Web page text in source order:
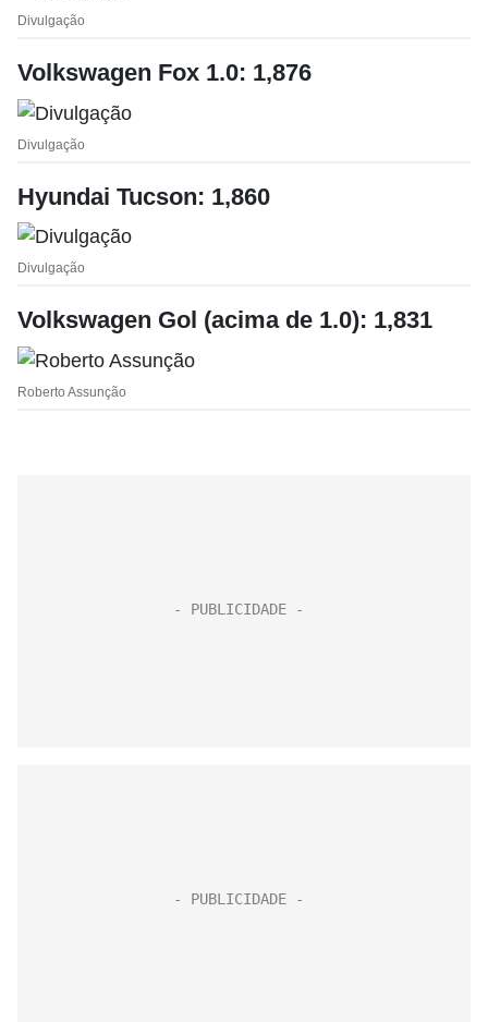
Divulgação
Volkswagen Fox 1.0: 1,876
Divulgação
Hyundai Tucson: 1,860
Divulgação
Volkswagen Gol (acima de 1.0): 1,831
Roberto Assunção